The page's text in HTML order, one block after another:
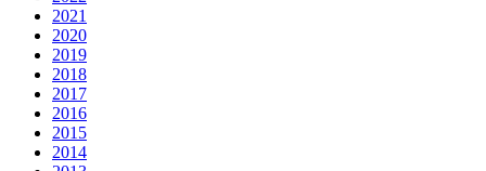
2021
2020
2019
2018
2017
2016
2015
2014